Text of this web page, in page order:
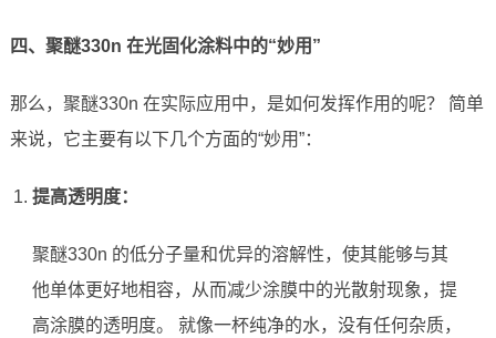
四、聚醚330n 在光固化涂料中的“妙用”
那么，聚醚330n 在实际应用中，是如何发挥作用的呢？ 简单
来说，它主要有以下几个方面的“妙用”：
提高透明度：
聚醚330n 的低分子量和优异的溶解性，使其能够与其
他单体更好地相容，从而减少涂膜中的光散射现象，提
高涂膜的透明度。 就像一杯纯净的水，没有任何杂质，